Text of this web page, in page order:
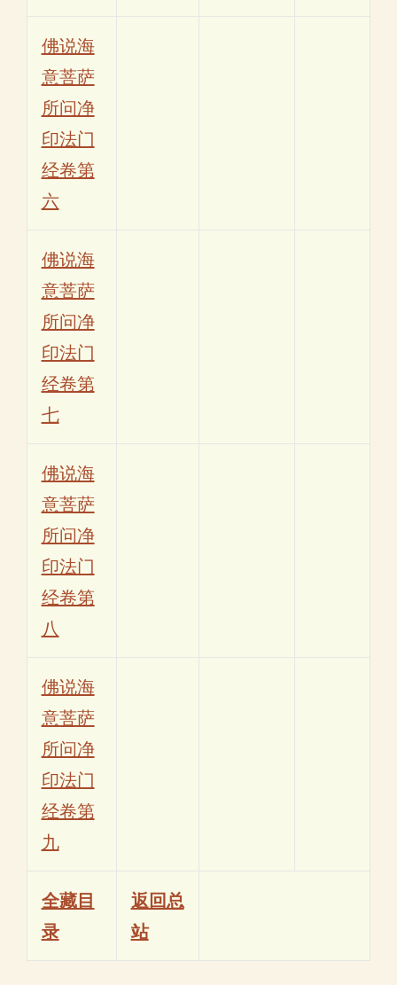
佛说海
意菩萨
所问净
印法门
经卷第
六
佛说海
意菩萨
所问净
印法门
经卷第
七
佛说海
意菩萨
所问净
印法门
经卷第
八
佛说海
意菩萨
所问净
印法门
经卷第
九
全藏目
录
返回总
站